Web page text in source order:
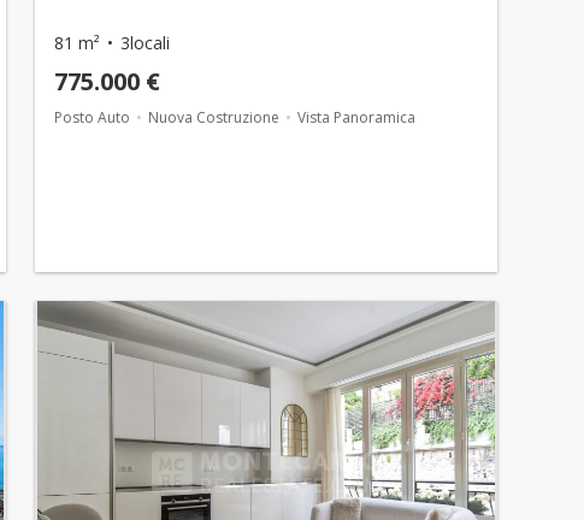
81 m² 3locali
775.000 €
Posto Auto Nuova Costruzione Vista Panoramica